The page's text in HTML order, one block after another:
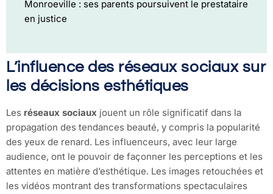
Monroeville : ses parents poursuivent le prestataire
en justice
L’influence des réseaux sociaux sur
les décisions esthétiques
Les réseaux sociaux jouent un rôle significatif dans la
propagation des tendances beauté, y compris la popularité
des yeux de renard. Les influenceurs, avec leur large
audience, ont le pouvoir de façonner les perceptions et les
attentes en matière d’esthétique. Les images retouchées et
les vidéos montrant des transformations spectaculaires